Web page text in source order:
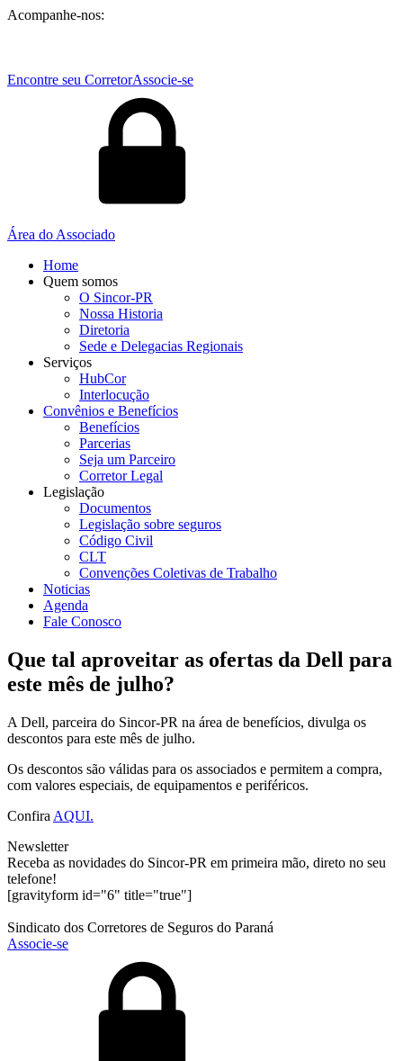
Acompanhe-nos:
Encontre seu CorretorAssocie-se
Área do Associado
Home
Quem somos
O Sincor-PR
Nossa Historia
Diretoria
Sede e Delegacias Regionais
Serviços
HubCor
Interlocução
Convênios e Benefícios
Benefícios
Parcerias
Seja um Parceiro
Corretor Legal
Legislação
Documentos
Legislação sobre seguros
Código Civil
CLT
Convenções Coletivas de Trabalho
Noticias
Agenda
Fale Conosco
Que tal aproveitar as ofertas da Dell para
este mês de julho?
A Dell, parceira do Sincor-PR na área de benefícios, divulga os
descontos para este mês de julho.
Os descontos são válidas para os associados e permitem a compra,
com valores especiais, de equipamentos e periféricos.
Confira AQUI.
Newsletter
Receba as novidades do Sincor-PR em primeira mão, direto no seu
telefone!
[gravityform id="6" title="true"]
Sindicato dos Corretores de Seguros do Paraná
Associe-se